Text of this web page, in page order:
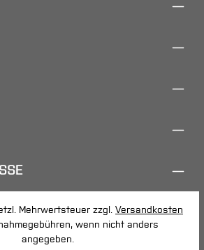
Mehrwertsteuer zzgl. Versandkosten
wenn nicht anders
angegeben.